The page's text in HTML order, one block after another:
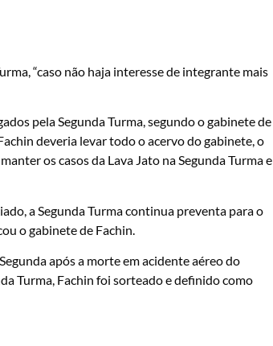
“caso não haja interesse de integrante mais
pela Segunda Turma, segundo o gabinete de
deveria levar todo o acervo do gabinete, o
os casos da Lava Jato na Segunda Turma e
a Segunda Turma continua preventa para o
o gabinete de Fachin.
após a morte em acidente aéreo do
Turma, Fachin foi sorteado e definido como